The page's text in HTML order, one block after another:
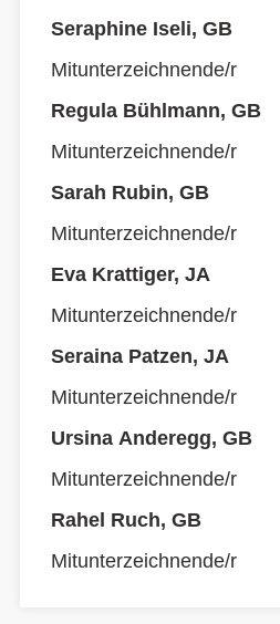
Seraphine Iseli, GB
Mitunterzeichnende/r
Regula Bühlmann, GB
Mitunterzeichnende/r
Sarah Rubin, GB
Mitunterzeichnende/r
Eva Krattiger, JA
Mitunterzeichnende/r
Seraina Patzen, JA
Mitunterzeichnende/r
Ursina Anderegg, GB
Mitunterzeichnende/r
Rahel Ruch, GB
Mitunterzeichnende/r